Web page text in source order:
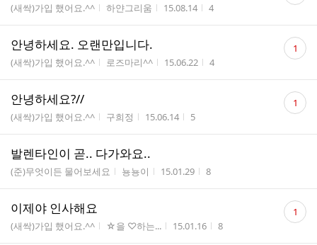
게시판명
(새싹)가입 했어요.^^ 작성자
하얀그리움 작성시간
15.08.14 조회수
4
안녕하세요. 오랜만입니다.
게시판명
(새싹)가입 했어요.^^ 작성자
로즈마리^^ 작성시간
15.06.22 조회수
4
댓
글 1
안녕하세요?//
게시판명
(새싹)가입 했어요.^^ 작성자
구희정 작성시간
15.06.14 조회수
5
댓
글 1
발렌타인이 곧.. 다가와요..
게시판명
(준)무엇이든 물어보세요 작성자
뇽뇽이 작성시간
15.01.29 조회수
8
이제야 인사해요
게시판명
(새싹)가입 했어요.^^ 작성자
☆을 ♡하는... 작성시간
15.01.16 조회수
8
댓
글 1